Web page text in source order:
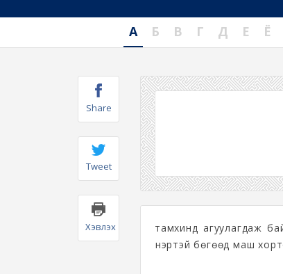
А Б В Г Д Е Ё
Share
Tweet
Хэвлэх
тамхинд агуулагдаж
үнэртэй бөгөөд маш